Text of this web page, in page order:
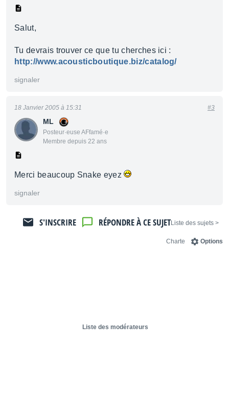
Salut,
Tu devrais trouver ce que tu cherches ici :
http://www.acousticboutique.biz/catalog/
signaler
ML
Posteur·euse AFfamé·e
Membre depuis 22 ans
18 Janvier 2005 à 15:31 #3
Merci beaucoup Snake eyez
signaler
< Liste des sujets
RÉPONDRE À CE SUJET
S'INSCRIRE
Options
Charte
Liste des modérateurs